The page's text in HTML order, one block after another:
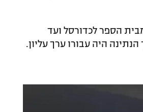
שלנו מבית הספר לכדורסל ועד
היה עבורו ערך עליון.